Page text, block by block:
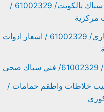
تسليك مجاري صباح السالم/ رقم سباك بالكويت/ 61002329 /
مركزية
افضل فني صحي القرين/ تسليك مجارى/ 61002329 / اسعار ادوات
61002329/ تركيب خلاطات واطقم حمامات /